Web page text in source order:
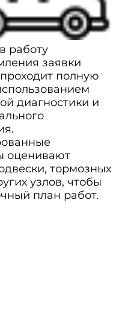
работу
заявки
полную
диагностики и
оценивают
тормозных
узлов, чтобы
план работ.